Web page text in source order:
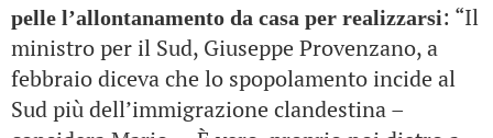
pelle l’allontanamento da casa per realizzarsi: “Il
ministro per il Sud, Giuseppe Provenzano, a
febbraio diceva che lo spopolamento incide al
Sud più dell’immigrazione clandestina –